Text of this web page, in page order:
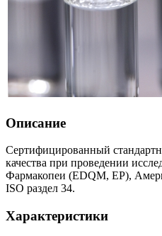
Описание
Сертифицированный
качества при проведении
Фармакопеи (EDQM, EP),
ISO раздел 34.
Характеристики